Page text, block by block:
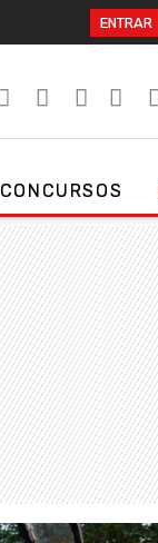
ENTRAR
CONCURSOS